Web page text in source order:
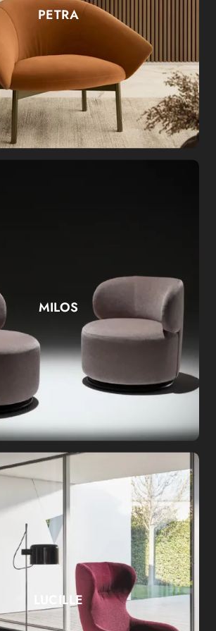
PETRA
MILOS
LUCILLE